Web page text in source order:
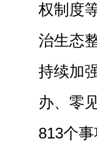
权制度
治生态
持续加
办、零
813个